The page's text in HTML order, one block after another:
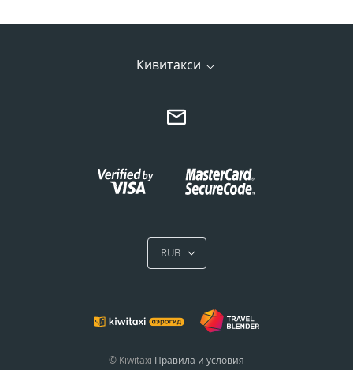
Кивитакси
RUB
© Kiwitaxi Правила и условия